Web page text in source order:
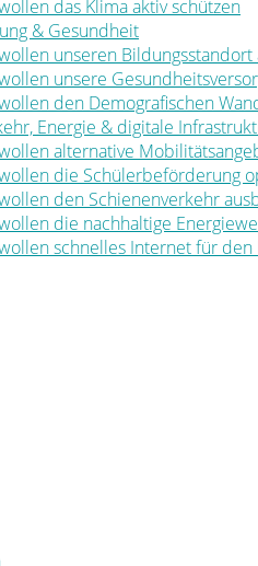
das Klima aktiv schützen
& Gesundheit
unseren Bildungsstandort
unsere
den Demografischen
Energie & digitale
alternative
die Schülerbeförderung
den Schienenverkehr
die nachhaltige
schnelles Internet für